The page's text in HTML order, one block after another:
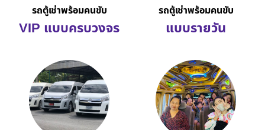
รถตู้เช่าพร้อมคนขับ
VIP แบบครบวงจร
รถตู้เช่าพร้อมคนขับ
แบบรายวัน